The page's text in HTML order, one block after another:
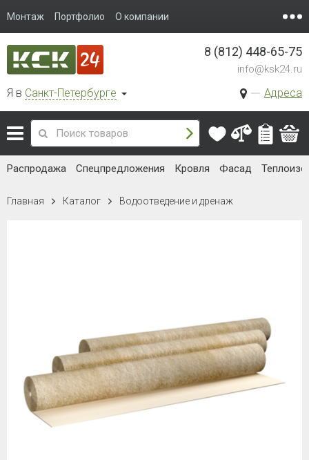
Монтаж Портфолио О компании
Я в Санкт-Петербурге Адреса
8 (812) 448-65-75
info@ksk24.ru
Распродажа Спецпредложения Кровля Фасад
Главная Каталог Водоотведение и дренаж